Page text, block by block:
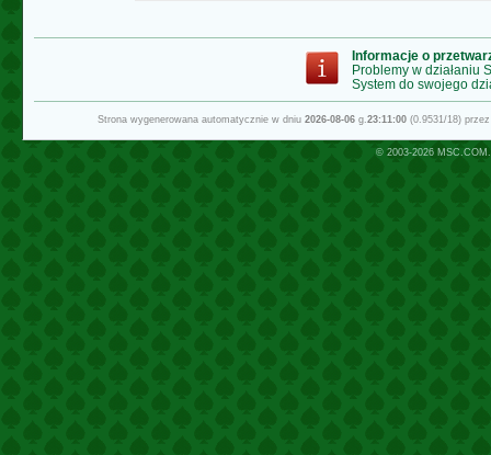
Informacje o
Problemy w działaniu
System do swojego
Strona wygenerowana automatycznie w dniu 2026-08-06g.23:11:00(0.9531/18)
© 2003-2026